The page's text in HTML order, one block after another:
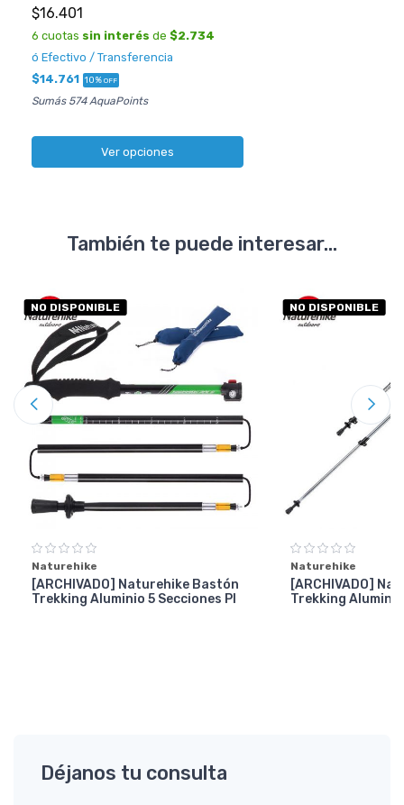
$16.401
6 cuotas sin interés de $2.734
ó Efectivo / Transferencia
$14.761 10% OFF
Sumás 574 AquaPoints
Ver opciones
También te puede interesar...
NO DISPONIBLE
Naturehike
[ARCHIVADO] Naturehike Bastón
Trekking Aluminio 5 Secciones Pl
NO DISPONIBLE
Naturehike
[ARCHIVADO]
Trekking
Déjanos tu consulta